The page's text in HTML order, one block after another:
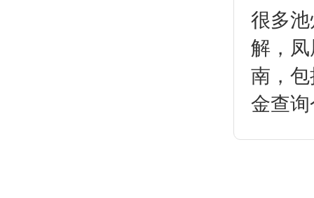
很多
解，
南，
金查